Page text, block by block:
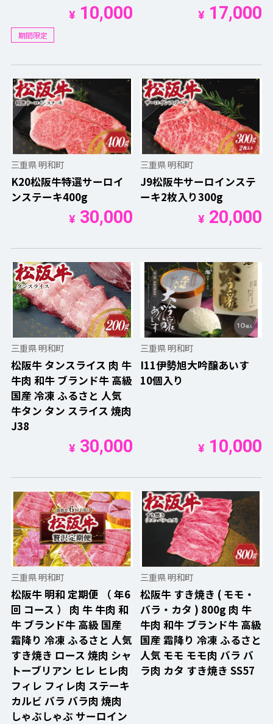
¥10,000
期間限定
¥17,000
三重県 明和町
K20松阪牛特選サーロイ
ンステーキ400g
¥30,000
三重県 明和町
J9松阪牛サーロインステ
ーキ2枚入り300g
¥20,000
三重県 明和町
松阪牛 タンスライス 肉 牛
牛肉 和牛 ブランド牛 高級
国産 冷凍 ふるさと 人気
牛タン タン スライス 焼肉
J38
¥30,000
三重県 明和町
I11伊勢旭大吟醸あいす
10個入り
¥10,000
三重県 明和町
松阪牛 明和 定期便 （ 年6
回 コース ） 肉 牛 牛肉 和
牛 ブランド牛 高級 国産
霜降り 冷凍 ふるさと 人気
すき焼き ロース 焼肉 シャ
トーブリアン ヒレ ヒレ肉
フィレ フィレ肉 ステーキ
カルビ バラ バラ肉 焼肉
しゃぶしゃぶ サーロイン
三重県 明和町
松阪牛 すき焼き ( モモ・
バラ・カタ ) 800g 肉 牛
牛肉 和牛 ブランド牛 高級
国産 霜降り 冷凍 ふるさと
人気 モモ モモ肉 バラ バ
ラ肉 カタ すき焼き SS57